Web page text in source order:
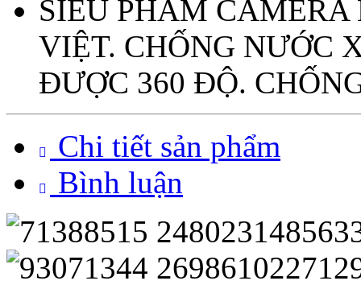
SIÊU PHẨM
VIỆT. CHỐNG NƯỚC
ĐƯỢC 360 ĐỘ.
Chi tiết sản phẩm
Bình luận